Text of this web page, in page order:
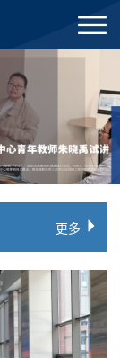
更多